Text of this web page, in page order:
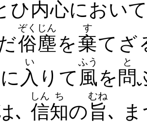
ひ内心において
俗塵
ぞくじん
を棄
す
てざ
に 入
い
りて 風
ふう
を 問
と
､ 信
しん
知
ち
の 旨
むね
､